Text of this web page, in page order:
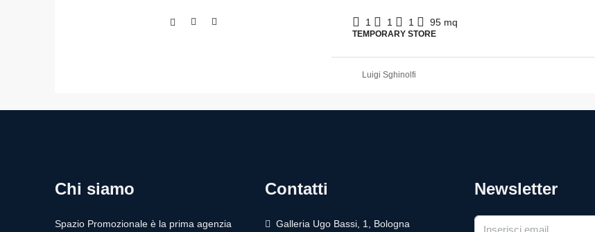
1 1 1 95 mq
TEMPORARY STORE
Luigi Sghinolfi
Chi siamo
Spazio Promozionale è la prima agenzia
Contatti
Galleria Ugo Bassi, 1, Bologna
Newsletter